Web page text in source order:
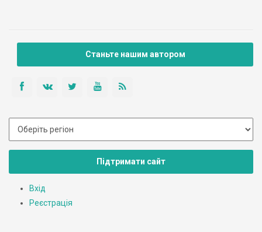
Станьте нашим автором
Підтримати сайт
Вхід
Реєстрація